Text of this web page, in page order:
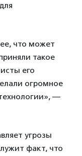
что может
такое
его
огромное
—
угрозы
факт, что